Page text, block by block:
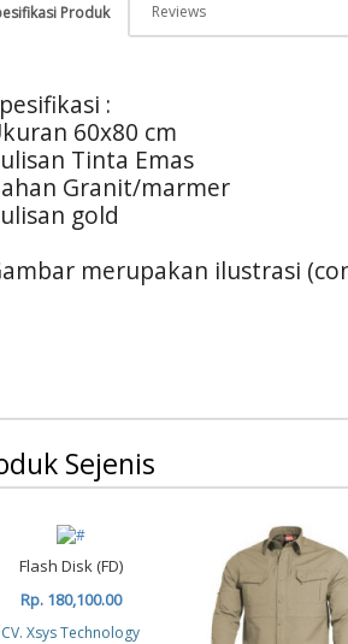
Produk Reviews
:
60x80 cm
Tinta Emas
Granit/marmer
gold
merupakan ilustrasi
Sejenis
Flash Disk (FD)
Rp. 180,100.00
CV. Xsys Technology